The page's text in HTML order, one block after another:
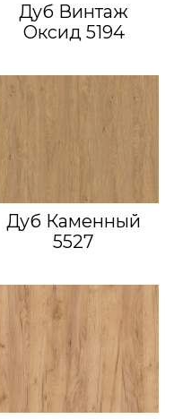
Дуб Винтаж
Оксид 5194
Дуб Каменный
5527